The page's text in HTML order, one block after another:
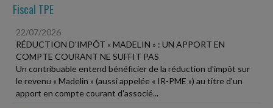
Fiscal TPE
22/07/2026
RÉDUCTION D'IMPÔT « MADELIN » : UN APPORT EN
COMPTE COURANT NE SUFFIT PAS
Un contribuable entend bénéficier de la réduction d'impôt sur
le revenu « Madelin » (aussi appelée « IR-PME ») au titre d'un
apport en compte courant d'associé...